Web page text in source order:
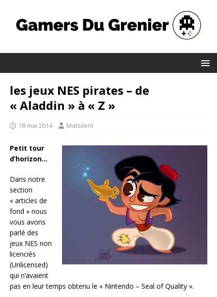
les jeux NES pirates – de
« Aladdin » à « Z »
18 mai 2014 Matsilent
Petit tour
d’horizon…
Dans notre
section
« articles de
fond » nous
vous avons
parlé des
jeux NES non
licenciés
(Unlicensed)
qui n’avaient
pas en leur temps obtenu le « Nintendo – Seal of Quality ».